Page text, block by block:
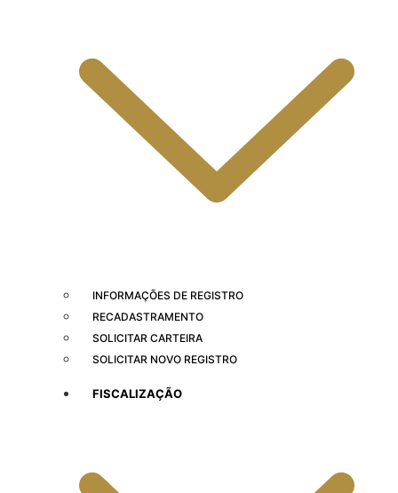
INFORMAÇÕES DE REGISTRO
RECADASTRAMENTO
SOLICITAR CARTEIRA
SOLICITAR NOVO REGISTRO
FISCALIZAÇÃO